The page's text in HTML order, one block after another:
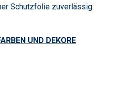
Schutzfolie zuverlässig
UND DEKORE